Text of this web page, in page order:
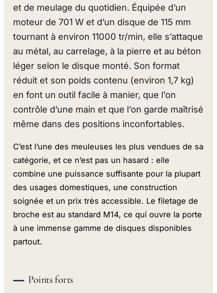
et de meulage du quotidien. Équipée d’un
moteur de 701 W et d’un disque de 115 mm
tournant à environ 11000 tr/min, elle s’attaque
au métal, au carrelage, à la pierre et au béton
léger selon le disque monté. Son format
réduit et son poids contenu (environ 1,7 kg)
en font un outil facile à manier, que l’on
contrôle d’une main et que l’on garde maîtrisé
même dans des positions inconfortables.
C’est l’une des meuleuses les plus vendues de sa
catégorie, et ce n’est pas un hasard : elle
combine une puissance suffisante pour la plupart
des usages domestiques, une construction
soignée et un prix très accessible. Le filetage de
broche est au standard M14, ce qui ouvre la porte
à une immense gamme de disques disponibles
partout.
Points forts